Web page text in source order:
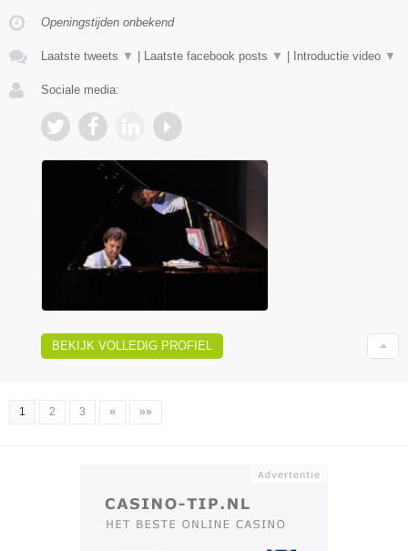
Openingstijden onbekend
Laatste tweets ▼ Laatste facebook posts ▼ Introductie video ▼
Sociale media:
BEKIJK VOLLEDIG PROFIEL
1 2 3 » »»